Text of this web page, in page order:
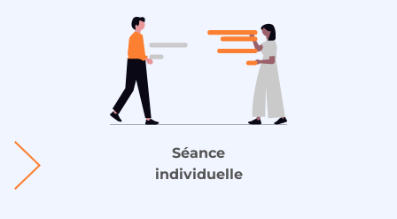
Séance
individuelle